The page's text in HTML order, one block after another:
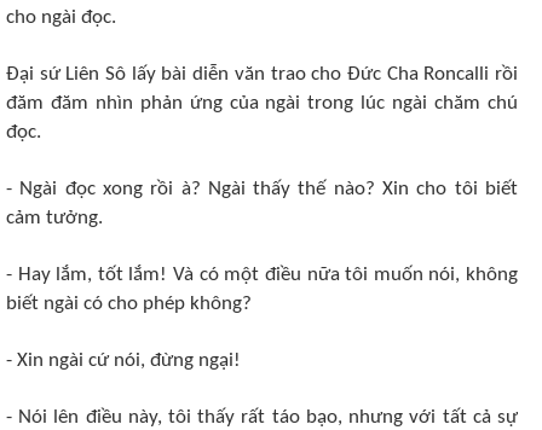
cho ngài đọc.
Ðại sứ Liên Sô lấy bài diễn văn trao cho Ðức Cha Roncalli rồi
đăm đăm nhìn phản ứng của ngài trong lúc ngài chăm chú
đọc.
- Ngài đọc xong rồi à? Ngài thấy thế nào? Xin cho tôi biết
cảm tưởng.
- Hay lắm, tốt lắm! Và có một điều nữa tôi muốn nói, không
biết ngài có cho phép không?
- Xin ngài cứ nói, đừng ngại!
- Nói lên điều này, tôi thấy rất táo bạo, nhưng với tất cả sự